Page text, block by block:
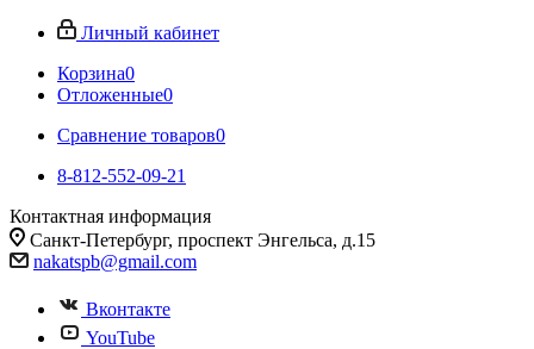
Личный кабинет
Корзина0
Отложенные0
Сравнение товаров0
8-812-552-09-21
Контактная информация
Санкт-Петербург, проспект Энгельса, д.15
nakatspb@gmail.com
Вконтакте
YouTube